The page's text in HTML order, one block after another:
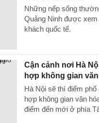
Những nếp sống
Quảng Ninh được xem
khách quốc tế.
Cận cảnh nơi Hà
hợp không gian
Hà Nội sẽ thí điểm
hợp không gian văn
điểm đến mới ở phía